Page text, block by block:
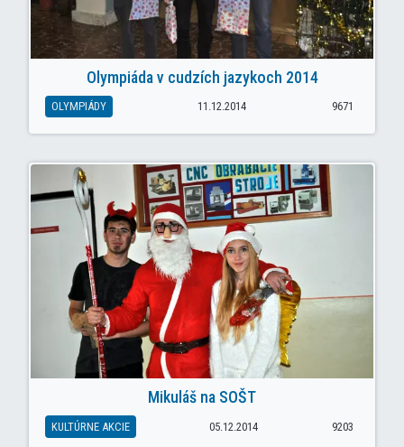
Olympiáda v cudzích jazykoch 2014
OLYMPIÁDY 11.12.2014 9671
Mikuláš na SOŠT
KULTÚRNE AKCIE 05.12.2014 9203